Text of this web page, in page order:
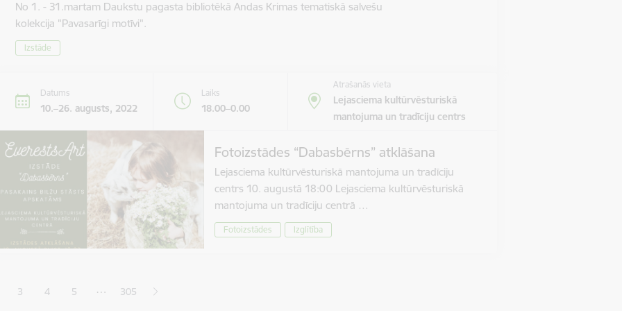
No 1. - 31.martam Daukstu pagasta bibliotēkā Andas Krimas tematiskā salvešu
kolekcija "Pavasarīgi motīvi".
Izstāde
Datums
10.–26. augusts, 2022
Laiks
18.00–0.00
Atrašanās vieta
Lejasciema kultūrvēsturiskā
mantojuma un tradīciju centrs
Fotoizstādes “Dabasbērns” atklāšana
Lejasciema kultūrvēsturiskā mantojuma un tradīciju
centrs 10. augustā 18:00 Lejasciema kultūrvēsturiskā
mantojuma un tradīciju centrā …
Fotoizstādes Izglītība
lapaLapa
3 Lapa
4 Lapa
5 … 305